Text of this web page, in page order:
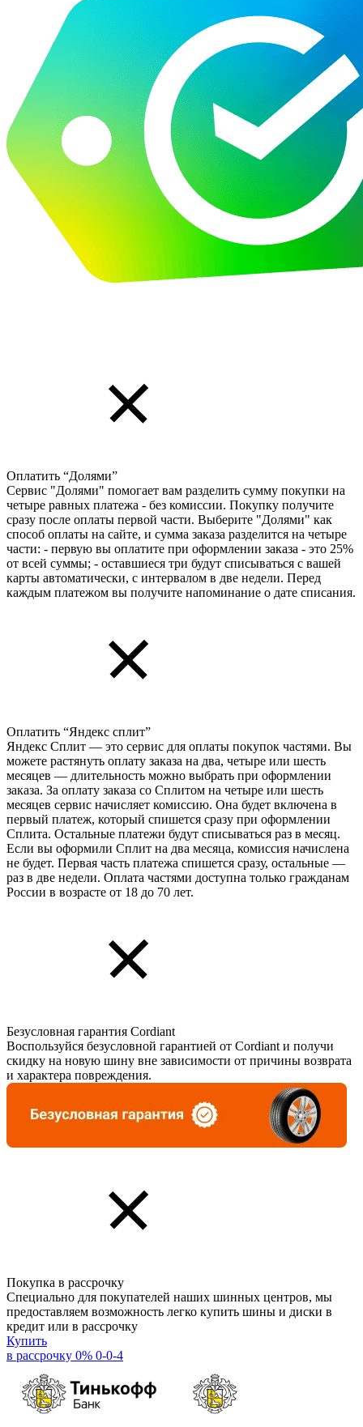
Оплатить “Долями”
Сервис "Долями" помогает вам разделить сумму покупки на
четыре равных платежа - без комиссии. Покупку получите
сразу после оплаты первой части. Выберите "Долями" как
способ оплаты на сайте, и сумма заказа разделится на четыре
части: - первую вы оплатите при оформлении заказа - это 25%
от всей суммы; - оставшиеся три будут списываться с вашей
карты автоматически, с интервалом в две недели. Перед
каждым платежом вы получите напоминание о дате списания.
Оплатить “Яндекс сплит”
Яндекс Cплит — это сервис для оплаты покупок частями. Вы
можете растянуть оплату заказа на два, четыре или шесть
месяцев — длительность можно выбрать при оформлении
заказа. За оплату заказа со Сплитом на четыре или шесть
месяцев сервис начисляет комиссию. Она будет включена в
первый платеж, который спишется сразу при оформлении
Сплита. Остальные платежи будут списываться раз в месяц.
Если вы оформили Сплит на два месяца, комиссия начислена
не будет. Первая часть платежа спишется сразу, остальные —
раз в две недели. Оплата частями доступна только гражданам
России в возрасте от 18 до 70 лет.
Безусловная гарантия Cordiant
Воспользуйся безусловной гарантией от Cordiant и получи
скидку на новую шину вне зависимости от причины возврата
и характера повреждения.
Покупка в рассрочку
Специально для покупателей наших шинных центров, мы
предоставляем возможность легко купить шины и диски в
кредит или в рассрочку
Купить
в рассрочку 0% 0-0-4